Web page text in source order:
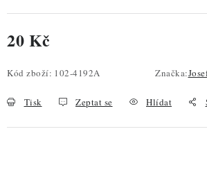
20 Kč
Kód zboží: 102-4192A Značka:
Tisk Zeptat se Hlídat